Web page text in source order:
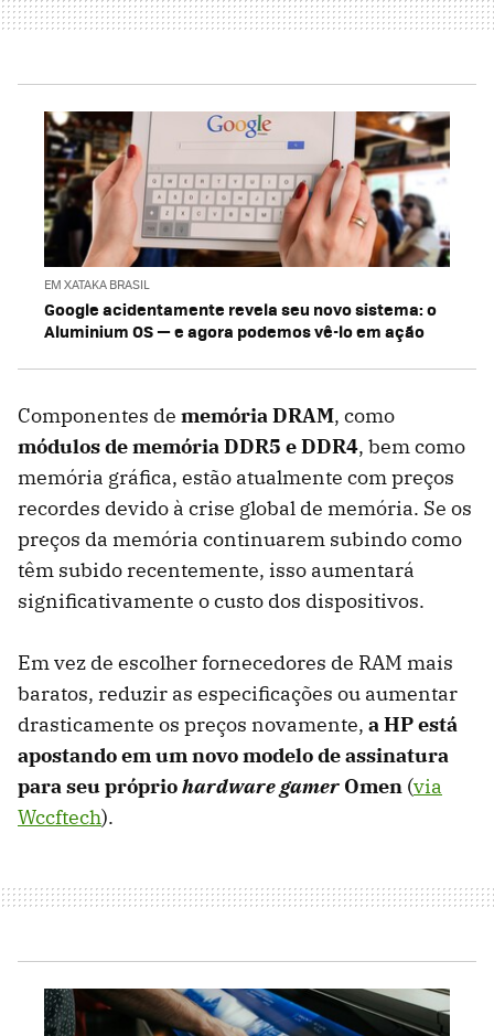
EM XATAKA BRASIL
Google acidentamente revela seu novo sistema: o
Aluminium OS — e agora podemos vê-lo em ação
Componentes de memória DRAM, como
módulos de memória DDR5 e DDR4, bem como
memória gráfica, estão atualmente com preços
recordes devido à crise global de memória. Se os
preços da memória continuarem subindo como
têm subido recentemente, isso aumentará
significativamente o custo dos dispositivos.
Em vez de escolher fornecedores de RAM mais
baratos, reduzir as especificações ou aumentar
drasticamente os preços novamente, a HP está
apostando em um novo modelo de assinatura
para seu própriohardwaregamer Omen (via
Wccftech).